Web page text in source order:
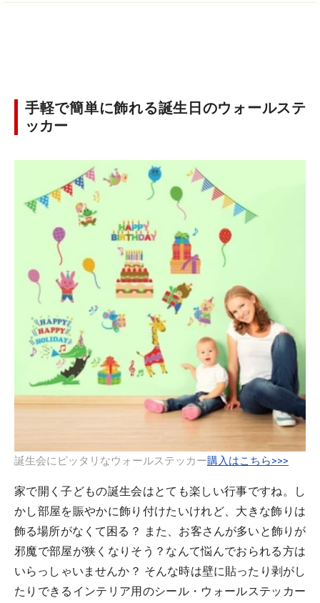
手軽で簡単に飾れる誕生日のウォールステ
ッカー
誕生会にピッタリなウォールステッカー購入はこちら>>>
家で開く子どもの誕生会はとても楽しい行事ですね。し
かし部屋を賑やかに飾り付けたいけれど、大きな飾りは
飾る場所がなくて困る？ また、お客さんが多いと飾りが
邪魔で部屋が狭くなりそう？なんて悩んでおられる方は
いらっしゃいませんか？ そんな時は壁に貼ったり剥がし
たりできるインテリア用のシール・ウォールステッカー